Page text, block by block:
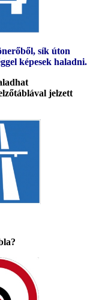
sík úton
képesek haladni.
jelzett